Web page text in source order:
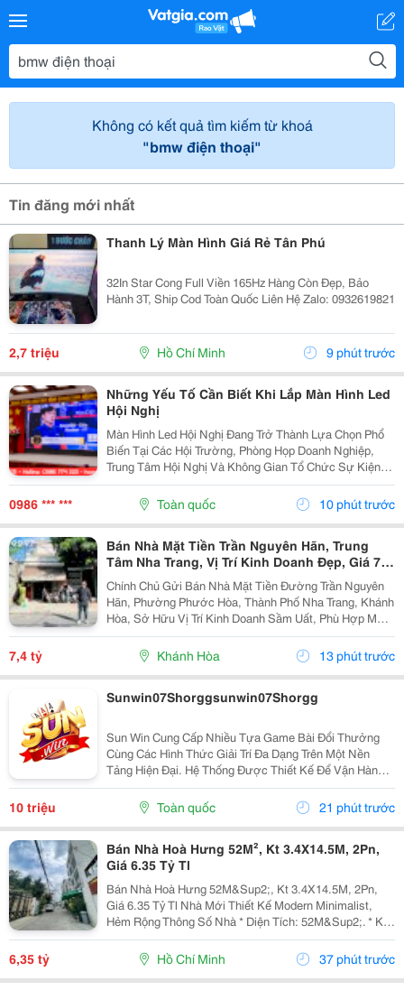
Không có kết quả tìm kiếm từ khoá
"bmw điện thoại"
Tin đăng mới nhất
Thanh Lý Màn Hình Giá Rẻ Tân Phú
32In Star Cong Full Viền 165Hz Hàng Còn Đẹp, Bảo
Hành 3T, Ship Cod Toàn Quốc Liên Hệ Zalo: 0932619821
2,7 triệu Hồ Chí Minh 9 phút trước
Những Yếu Tố Cần Biết Khi Lắp Màn Hình Led
Hội Nghị
Màn Hình Led Hội Nghị Đang Trở Thành Lựa Chọn Phổ
Biến Tại Các Hội Trường, Phòng Họp Doanh Nghiệp,
Trung Tâm Hội Nghị Và Không Gian Tổ Chức Sự Kiện
Nhờ Khả Năng Hiển Thị Hình Ảnh Lớn, Rõ Nét Và Ổn
Định. Tuy Nhiên, Để Lựa Chọn Được Hệ Thống...
0986 *** *** Toàn quốc 10 phút trước
Bán Nhà Mặt Tiền Trần Nguyên Hãn, Trung
Tâm Nha Trang, Vị Trí Kinh Doanh Đẹp, Giá 7,4
Tỷ
Chính Chủ Gửi Bán Nhà Mặt Tiền Đường Trần Nguyên
Hãn, Phường Phước Hòa, Thành Phố Nha Trang, Khánh
Hòa, Sở Hữu Vị Trí Kinh Doanh Sầm Uất, Phù Hợp Mở
Cửa Hàng, Văn Phòng, Showroom Hoặc Đầu Tư Cho
Thuê Lâu Dài. Thông Tin Chi Tiết. - Địa Chỉ: Số...
7,4 tỷ Khánh Hòa 13 phút trước
Sunwin07Shorggsunwin07Shorgg
Sun Win Cung Cấp Nhiều Tựa Game Bài Đổi Thưởng
Cùng Các Hình Thức Giải Trí Đa Dạng Trên Một Nền
Tảng Hiện Đại. Hệ Thống Được Thiết Kế Để Vận Hành
Ổn Định, Truy Cập Nhanh Và Tương Thích Với Nhiều
Thiết Bị. Bên Cạnh Đó, Các Tính Năng Bảo Mật Cũng
Được...
10 triệu Toàn quốc 21 phút trước
Bán Nhà Hoà Hưng 52M², Kt 3.4X14.5M, 2Pn,
Giá 6.35 Tỷ Tl
Bán Nhà Hoà Hưng 52M&Sup2;, Kt 3.4X14.5M, 2Pn,
Giá 6.35 Tỷ Tl Nhà Mới Thiết Kế Modern Minimalist,
Hẻm Rộng Thông Số Nhà * Diện Tích: 52M&Sup2;. * Kt:
3.4M X 14.5M. * Kết Cấu: 1 Trệt 1 Lầu. * Chủ Hỗ Trợ
Hoàn Thiện Thêm 1 Phòng Ngủ Trước Khi Bàn...
6,35 tỷ Hồ Chí Minh 37 phút trước